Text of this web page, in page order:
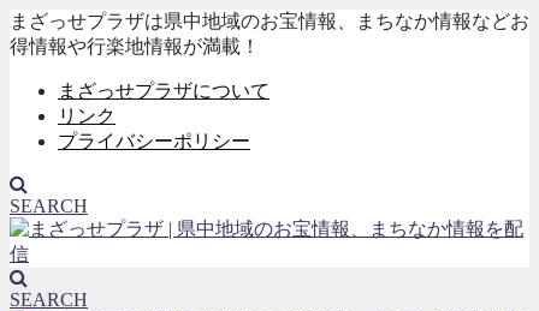
まざっせプラザは県中地域のお宝情報、まちなか情報などお
得情報や行楽地情報が満載！
まざっせプラザについて
リンク
プライバシーポリシー
SEARCH
SEARCH